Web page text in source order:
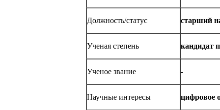
Должность/статус старший
Ученая степень кандидат
Ученое звание -
Научные интересы цифровое